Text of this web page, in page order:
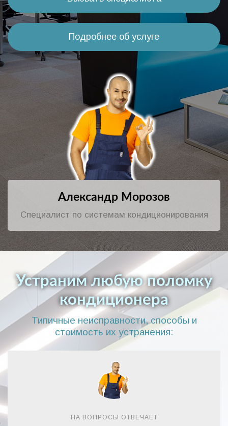
Вызвать специалиста
Подробнее об услуге
Устраним любую поломку
кондиционера
Типичные неисправности, способы и
стоимость их устранения: